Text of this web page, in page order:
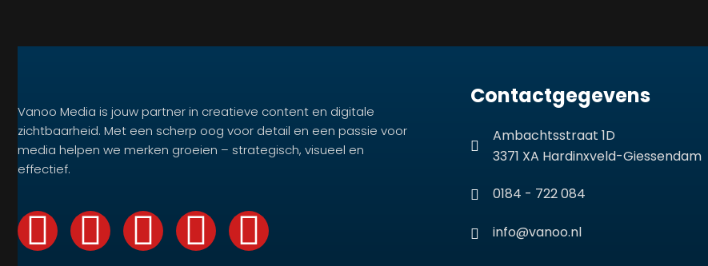
Vanoo Media is jouw partner in creatieve content en digitale
zichtbaarheid. Met een scherp oog voor detail en een passie voor
media helpen we merken groeien – strategisch, visueel en
effectief.
Contactgegevens
Ambachtsstraat 1D
3371 XA Hardinxveld-Giessendam
0184 - 722 084
info@vanoo.nl